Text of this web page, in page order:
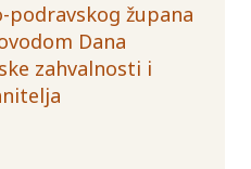
župana
Dana
zahvalnosti i